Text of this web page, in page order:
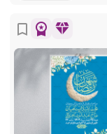
diamond
workspace_premium
bookmark_border